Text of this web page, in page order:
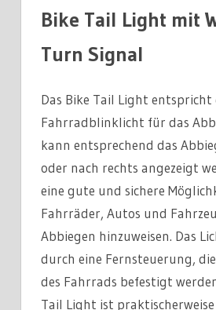
Bike Tail Light mit
Turn Signal
Das Bike Tail Light entspricht
Fahrradblinklicht für das
kann entsprechend das
oder nach rechts angezeigt
eine gute und sichere
Fahrräder, Autos und
Abbiegen hinzuweisen. Das
durch eine Fernsteuerung,
des Fahrrads befestigt
Tail Light ist praktischerweise